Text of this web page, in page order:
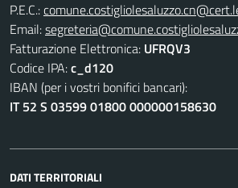
P.E.C.:
Email:
Fatturazione Elettronica: UFRQV3
Codice IPA:c_d120
IBAN (per i vostri bonifici bancari):
IT 52 S 03599 01800 000000158630
DATI TERRITORIALI